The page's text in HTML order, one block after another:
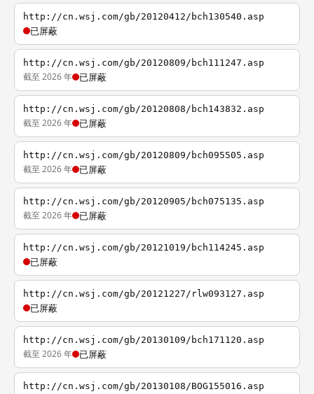
http://cn.wsj.com/gb/20120412/bch130540.asp
已屏蔽
http://cn.wsj.com/gb/20120809/bch111247.asp
截至 2026 年 已屏蔽
http://cn.wsj.com/gb/20120808/bch143832.asp
截至 2026 年 已屏蔽
http://cn.wsj.com/gb/20120809/bch095505.asp
截至 2026 年 已屏蔽
http://cn.wsj.com/gb/20120905/bch075135.asp
截至 2026 年 已屏蔽
http://cn.wsj.com/gb/20121019/bch114245.asp
已屏蔽
http://cn.wsj.com/gb/20121227/rlw093127.asp
已屏蔽
http://cn.wsj.com/gb/20130109/bch171120.asp
截至 2026 年 已屏蔽
http://cn.wsj.com/gb/20130108/BOG155016.asp